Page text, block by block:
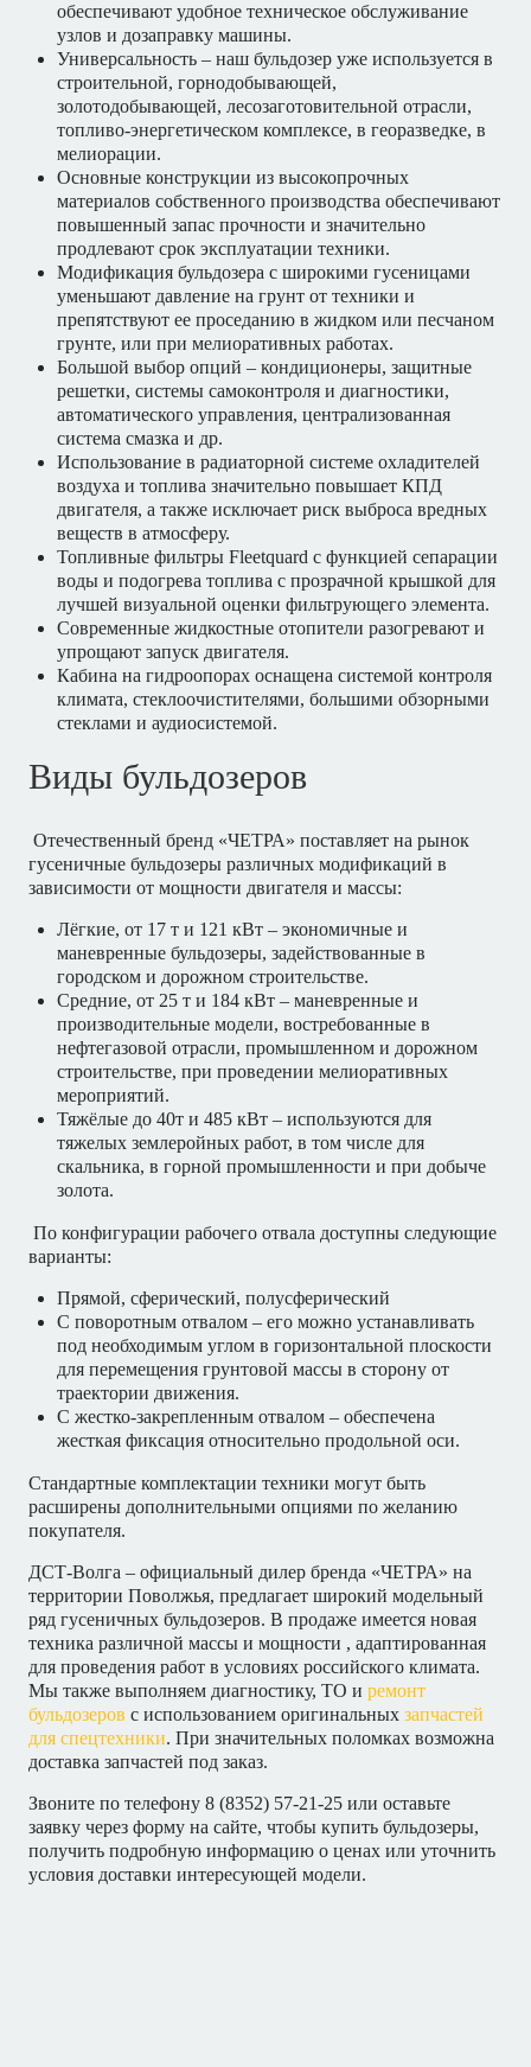
обеспечивают удобное техническое обслуживание
узлов и дозаправку машины.
Универсальность – наш бульдозер уже используется в
строительной, горнодобывающей,
золотодобывающей, лесозаготовительной отрасли,
топливо-энергетическом комплексе, в георазведке, в
мелиорации.
Основные конструкции из высокопрочных
материалов собственного производства обеспечивают
повышенный запас прочности и значительно
продлевают срок эксплуатации техники.
Модификация бульдозера с широкими гусеницами
уменьшают давление на грунт от техники и
препятствуют ее проседанию в жидком или песчаном
грунте, или при мелиоративных работах.
Большой выбор опций – кондиционеры, защитные
решетки, системы самоконтроля и диагностики,
автоматического управления, централизованная
система смазка и др.
Использование в радиаторной системе охладителей
воздуха и топлива значительно повышает КПД
двигателя, а также исключает риск выброса вредных
веществ в атмосферу.
Топливные фильтры Fleetquard с функцией сепарации
воды и подогрева топлива с прозрачной крышкой для
лучшей визуальной оценки фильтрующего элемента.
Современные жидкостные отопители разогревают и
упрощают запуск двигателя.
Кабина на гидроопорах оснащена системой контроля
климата, стеклоочистителями, большими обзорными
стеклами и аудиосистемой.
Виды бульдозеров
Отечественный бренд «ЧЕТРА» поставляет на рынок
гусеничные бульдозеры различных модификаций в
зависимости от мощности двигателя и массы:
Лёгкие, от 17 т и 121 кВт – экономичные и
маневренные бульдозеры, задействованные в
городском и дорожном строительстве.
Средние, от 25 т и 184 кВт – маневренные и
производительные модели, востребованные в
нефтегазовой отрасли, промышленном и дорожном
строительстве, при проведении мелиоративных
мероприятий.
Тяжёлые до 40т и 485 кВт – используются для
тяжелых землеройных работ, в том числе для
скальника, в горной промышленности и при добыче
золота.
По конфигурации рабочего отвала доступны следующие
варианты:
Прямой, сферический, полусферический
С поворотным отвалом – его можно устанавливать
под необходимым углом в горизонтальной плоскости
для перемещения грунтовой массы в сторону от
траектории движения.
С жестко-закрепленным отвалом – обеспечена
жесткая фиксация относительно продольной оси.
Стандартные комплектации техники могут быть
расширены дополнительными опциями по желанию
покупателя.
ДСТ-Волга – официальный дилер бренда «ЧЕТРА» на
территории Поволжья, предлагает широкий модельный
ряд гусеничных бульдозеров. В продаже имеется новая
техника различной массы и мощности , адаптированная
для проведения работ в условиях российского климата.
Мы также выполняем диагностику, ТО и ремонт
бульдозеров с использованием оригинальных запчастей
для спецтехники. При значительных поломках возможна
доставка запчастей под заказ.
Звоните по телефону 8 (8352) 57-21-25 или оставьте
заявку через форму на сайте, чтобы купить бульдозеры,
получить подробную информацию о ценах или уточнить
условия доставки интересующей модели.